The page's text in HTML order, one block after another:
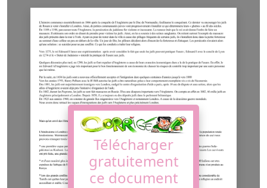
Télécharger
gratuitement
ce document